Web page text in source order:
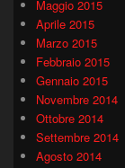
Maggio 2015
Aprile 2015
Marzo 2015
Febbraio 2015
Gennaio 2015
Novembre 2014
Ottobre 2014
Settembre 2014
Agosto 2014